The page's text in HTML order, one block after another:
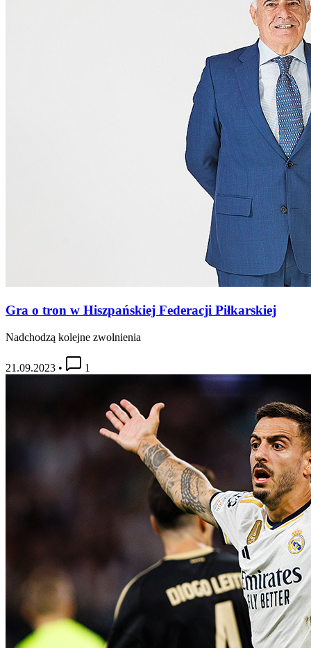
Gra o tron w Hiszpańskiej Federacji Piłkarskiej
Nadchodzą kolejne zwolnienia
21.09.2023 • 1